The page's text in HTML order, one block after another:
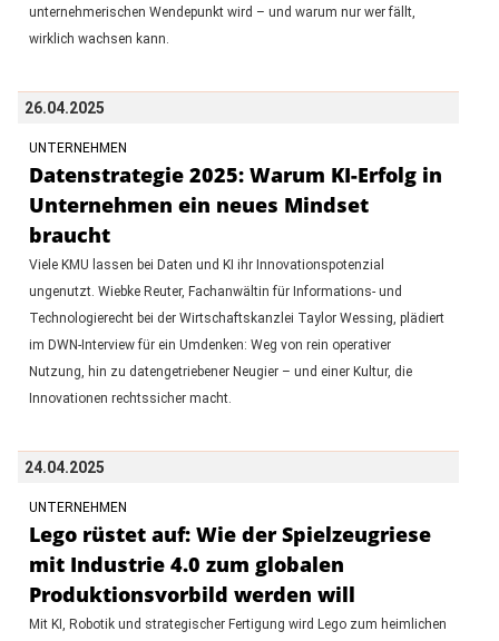
unternehmerischen Wendepunkt wird – und warum nur wer fällt,
wirklich wachsen kann.
26.04.2025
UNTERNEHMEN
Datenstrategie 2025: Warum KI-Erfolg in
Unternehmen ein neues Mindset
braucht
Viele KMU lassen bei Daten und KI ihr Innovationspotenzial
ungenutzt. Wiebke Reuter, Fachanwältin für Informations- und
Technologierecht bei der Wirtschaftskanzlei Taylor Wessing, plädiert
im DWN-Interview für ein Umdenken: Weg von rein operativer
Nutzung, hin zu datengetriebener Neugier – und einer Kultur, die
Innovationen rechtssicher macht.
24.04.2025
UNTERNEHMEN
Lego rüstet auf: Wie der Spielzeugriese
mit Industrie 4.0 zum globalen
Produktionsvorbild werden will
Mit KI, Robotik und strategischer Fertigung wird Lego zum heimlichen